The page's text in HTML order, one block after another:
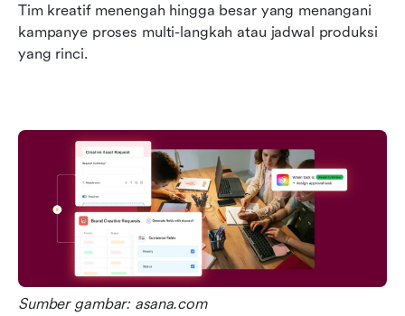
Tim kreatif menengah hingga besar yang menangani
kampanye proses multi-langkah atau jadwal produksi
yang rinci.
Sumber gambar: asana.com